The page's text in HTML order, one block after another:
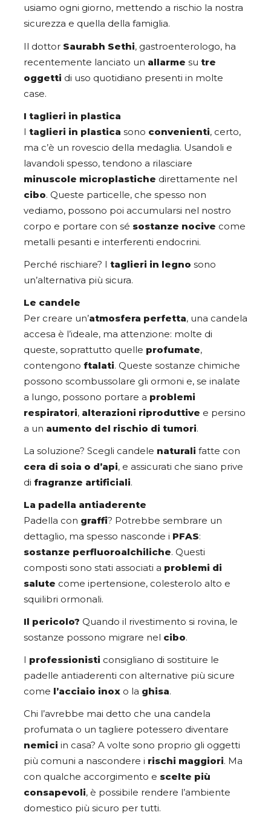
usiamo ogni giorno, mettendo a rischio la nostra
sicurezza e quella della famiglia.
Il dottor Saurabh Sethi, gastroenterologo, ha
recentemente lanciato un allarme su tre
oggetti di uso quotidiano presenti in molte
case.
I taglieri in plastica
I taglieri in plastica sono convenienti, certo,
ma c’è un rovescio della medaglia. Usandoli e
lavandoli spesso, tendono a rilasciare
minuscole microplastiche direttamente nel
cibo. Queste particelle, che spesso non
vediamo, possono poi accumularsi nel nostro
corpo e portare con sé sostanze nocive come
metalli pesanti e interferenti endocrini.
Perché rischiare? I taglieri in legno sono
un’alternativa più sicura.
Le candele
Per creare un’atmosfera perfetta, una candela
accesa è l’ideale, ma attenzione: molte di
queste, soprattutto quelle profumate,
contengono ftalati. Queste sostanze chimiche
possono scombussolare gli ormoni e, se inalate
a lungo, possono portare a problemi
respiratori, alterazioni riproduttive e persino
a un aumento del rischio di tumori.
La soluzione? Scegli candele naturali fatte con
cera di soia o d’api, e assicurati che siano prive
di fragranze artificiali.
La padella antiaderente
Padella con graffi? Potrebbe sembrare un
dettaglio, ma spesso nasconde i PFAS:
sostanze perfluoroalchiliche. Questi
composti sono stati associati a problemi di
salute come ipertensione, colesterolo alto e
squilibri ormonali.
Il pericolo? Quando il rivestimento si rovina, le
sostanze possono migrare nel cibo.
I professionisti consigliano di sostituire le
padelle antiaderenti con alternative più sicure
come l’acciaio inox o la ghisa.
Chi l’avrebbe mai detto che una candela
profumata o un tagliere potessero diventare
nemici in casa? A volte sono proprio gli oggetti
più comuni a nascondere i rischi maggiori. Ma
con qualche accorgimento e scelte più
consapevoli, è possibile rendere l’ambiente
domestico più sicuro per tutti.